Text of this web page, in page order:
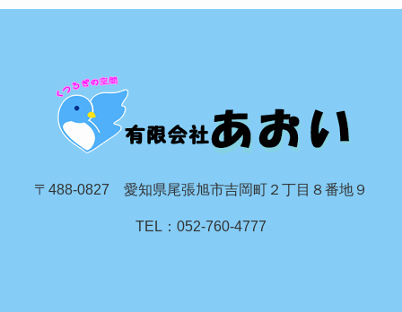
〒488-0827 愛知県尾張旭市吉岡町２丁目８番地９
TEL：052-760-4777